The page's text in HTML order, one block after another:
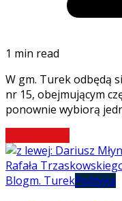
1 min read
W gm. Turek odbędą
nr 15, obejmującym
ponownie wybiorą
Blogm. TurekPolityka